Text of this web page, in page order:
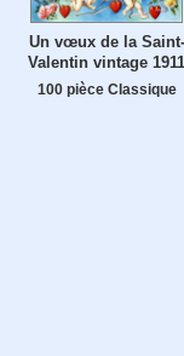
Un vœux de la Saint-
Valentin vintage 1911
100 pièce Classique